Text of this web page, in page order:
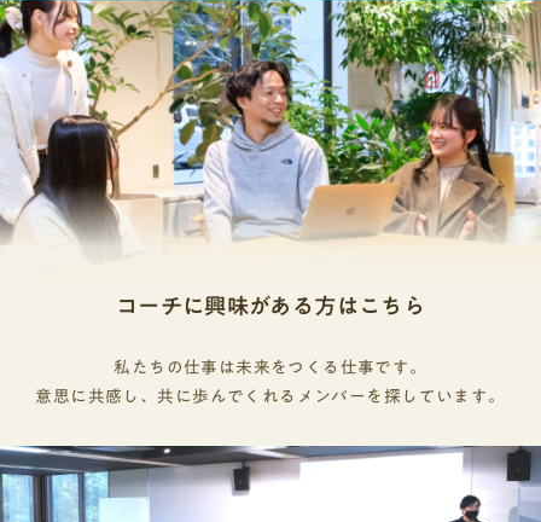
コーチに興味がある方はこちら
私たちの仕事は未来をつくる仕事です。
意思に共感し、共に歩んでくれるメンバーを探しています。